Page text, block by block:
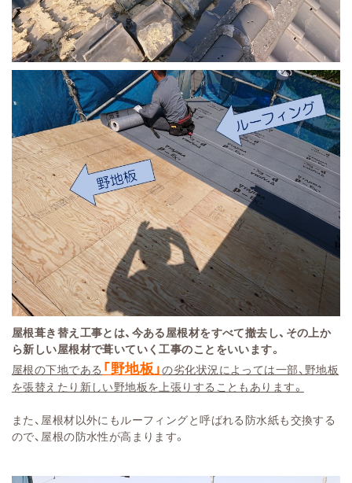
屋根葺き替え工事とは、今ある屋根材をすべて撤去し、その上か
ら新しい屋根材で葺いていく工事のことをいいます。
屋根の下地である 「野地板」の劣化状況によっては一部、野地板
を張替えたり新しい野地板を上張りすることもあります。
また、屋根材以外にもルーフィングと呼ばれる防水紙も交換する
ので、屋根の防水性が高まります。